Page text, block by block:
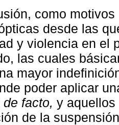
como
desde las
y violencia en el
las cuales
mayor
poder aplicar
de facto, y aquellos
de la